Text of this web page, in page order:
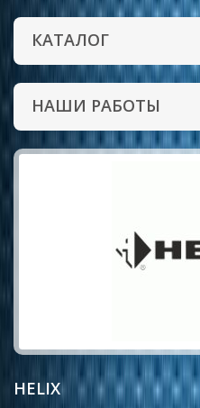
КАТАЛОГ
НАШИ РАБОТЫ
HELIX